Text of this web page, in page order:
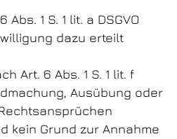
1 S. 1 lit. a DSGVO
dazu erteilt
Art. 6 Abs. 1 S. 1 lit. f
Ausübung oder
kein Grund zur Annahme